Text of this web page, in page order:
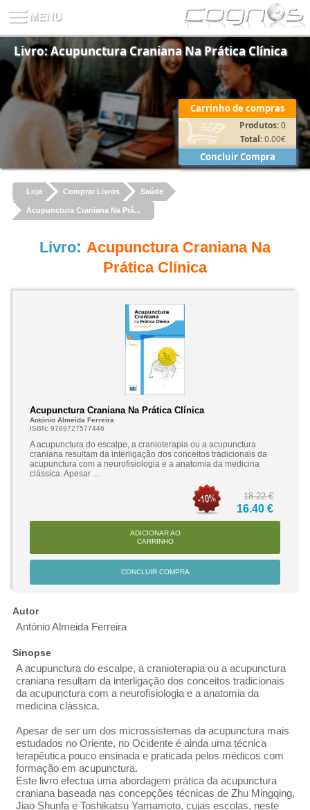
Carrinho de compras
Produtos:0
Total:0.00€
Concluir Compra
Livro: Acupunctura Craniana Na Prática Clínica
Loja Comprar Livros Saúde
Acupunctura Craniana Na Prá...
Livro: Acupunctura Craniana Na
Prática Clínica
Acupunctura Craniana Na Prática Clínica
António Almeida Ferreira
ISBN: 9789727577446
A acupunctura do escalpe, a cranioterapia ou a acupunctura
craniana resultam da interligação dos conceitos tradicionais da
acupunctura com a neurofisiologia e a anatomia da medicina
clássica. Apesar ...
18.22 €
16.40 €
ADICIONAR AO
CARRINHO
CONCLUIR COMPRA
Autor
António Almeida Ferreira
Sinopse
A acupunctura do escalpe, a cranioterapia ou a acupunctura
craniana resultam da interligação dos conceitos tradicionais
da acupunctura com a neurofisiologia e a anatomia da
medicina clássica.
Apesar de ser um dos microssistemas da acupunctura mais
estudados no Oriente, no Ocidente é ainda uma técnica
terapêutica pouco ensinada e praticada pelos médicos com
formação em acupunctura.
Este livro efectua uma abordagem prática da acupunctura
craniana baseada nas concepções técnicas de Zhu Mingqing,
Jiao Shunfa e Toshikatsu Yamamoto, cujas escolas, neste